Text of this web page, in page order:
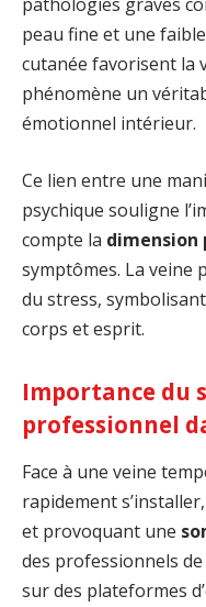
peau fine et une
cutanée favorisent la
phénomène un
émotionnel intérieur.
Ce lien entre une
psychique souligne
compte la dimension
symptômes. La
du stress,
corps et esprit.
Importance du
professionnel
Face à une veine
rapidement
et provoquant une
des professionnels
sur des plateformes